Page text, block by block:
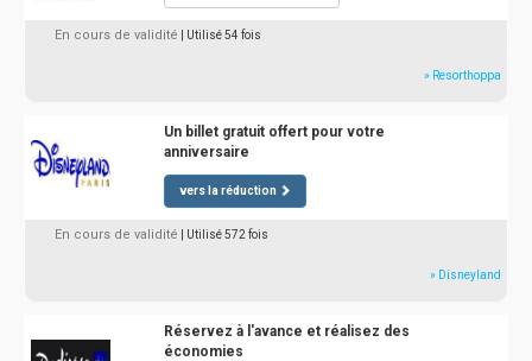
En cours de validité | Utilisé 54 fois
» Resorthoppa
Un billet gratuit offert pour votre
anniversaire
vers la réduction
En cours de validité | Utilisé 572 fois
» Disneyland
Réservez à l'avance et réalisez des
économies